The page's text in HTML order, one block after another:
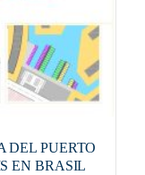
DEL PUERTO
EN BRASIL